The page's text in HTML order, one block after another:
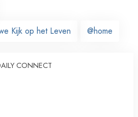
Kijk op het Leven @home
CONNECT